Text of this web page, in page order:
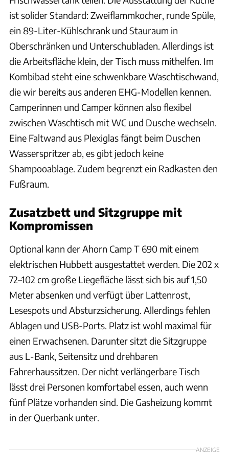
ist solider Standard: Zweiflammkocher, runde Spüle,
ein 89-Liter-Kühlschrank und Stauraum in
Oberschränken und Unterschubladen. Allerdings ist
die Arbeitsfläche klein, der Tisch muss mithelfen. Im
Kombibad steht eine schwenkbare Waschtischwand,
die wir bereits aus anderen EHG-Modellen kennen.
Camperinnen und Camper können also flexibel
zwischen Waschtisch mit WC und Dusche wechseln.
Eine Faltwand aus Plexiglas fängt beim Duschen
Wasserspritzer ab, es gibt jedoch keine
Shampooablage. Zudem begrenzt ein Radkasten den
Fußraum.
Zusatzbett und Sitzgruppe mit
Kompromissen
Optional kann der Ahorn Camp T 690 mit einem
elektrischen Hubbett ausgestattet werden. Die 202 x
72–102 cm große Liegefläche lässt sich bis auf 1,50
Meter absenken und verfügt über Lattenrost,
Lesespots und Absturzsicherung. Allerdings fehlen
Ablagen und USB-Ports. Platz ist wohl maximal für
einen Erwachsenen. Darunter sitzt die Sitzgruppe
aus L-Bank, Seitensitz und drehbaren
Fahrerhaussitzen. Der nicht verlängerbare Tisch
lässt drei Personen komfortabel essen, auch wenn
fünf Plätze vorhanden sind. Die Gasheizung kommt
in der Querbank unter.
ANZEIGE